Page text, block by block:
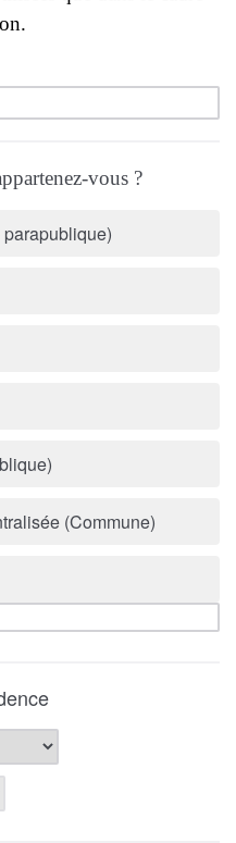
vous ?
(Commune)